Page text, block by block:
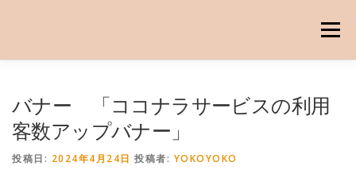
メニュー
バナー 「ココナラサービスの利用
客数アップバナー」
投稿日: 2024年4月24日 投稿者: YOKOYOKO